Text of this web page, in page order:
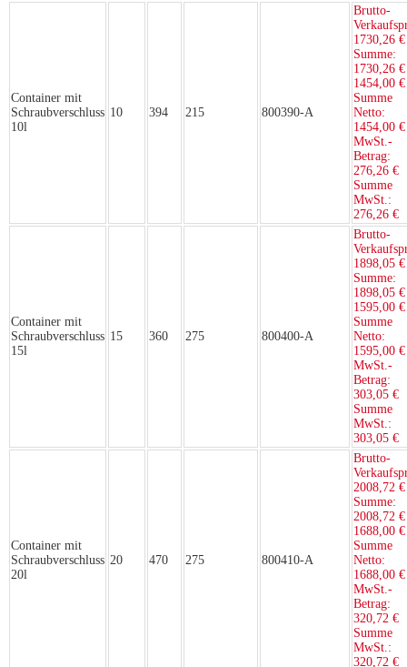
Container mit
Schraubverschluss
10l
10 394 215 800390-A
Brutto-
1730,26 €
Summe:
1730,26 €
1454,00 €
Summe
Netto:
1454,00 €
MwSt.-
Betrag:
276,26 €
Summe
MwSt.:
276,26 €
Container mit
Schraubverschluss
15l
15 360 275 800400-A
Brutto-
1898,05 €
Summe:
1898,05 €
1595,00 €
Summe
Netto:
1595,00 €
MwSt.-
Betrag:
303,05 €
Summe
MwSt.:
303,05 €
Container mit
Schraubverschluss
20l
20 470 275 800410-A
Brutto-
2008,72 €
Summe:
2008,72 €
1688,00 €
Summe
Netto:
1688,00 €
MwSt.-
Betrag:
320,72 €
Summe
MwSt.:
320,72 €